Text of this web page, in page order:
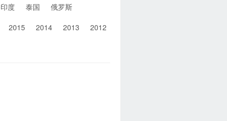
印度 泰国
俄罗斯
2015 2014 2013 2012